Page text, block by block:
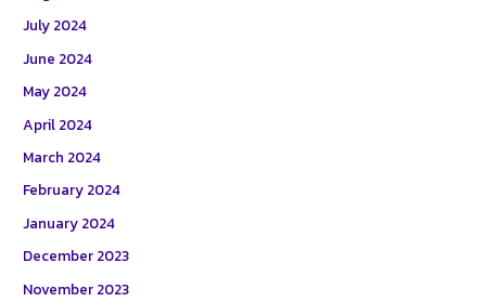
July 2024
June 2024
May 2024
April 2024
March 2024
February 2024
January 2024
December 2023
November 2023